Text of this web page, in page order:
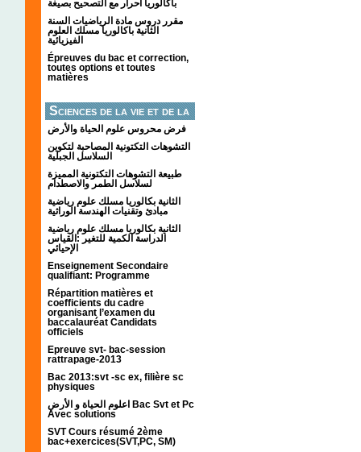
باكالوريا احرار مع التصحيح بصيغة
مقرر دروس مادة الرياضيات السنة
الثانية باكالوريا مسلك العلوم
الفيزيائية
Épreuves du bac et correction,
toutes options et toutes
matières
Sciences de la vie et de la
terre
فرض محروس علوم الحياة والأرض
التشوهات التكتونیة المصاحبة لتكوین
السلاسل الجبلیة
طبيعة التشوهات التكتونية المميزة
لسلاسل الطمر والاصطدام
الثانية بكالوريا مسلك علوم رياضية
مبادئ وتقنيات الهندسة الوراثية
الثانية بكالوريا مسلك علوم رياضية
الدراسة الكمية للتغير :القياس
الإحيائي
Enseignement Secondaire
qualifiant: Programme
Répartition matières et
coefficients du cadre
organisant l’examen du
baccalauréat Candidats
officiels
Epreuve svt- bac-session
rattrapage-2013
Bac 2013:svt -sc ex, filière sc
physiques
اعلوم الحياة و الأرض Bac Svt et Pc
Avec solutions
SVT Cours résumé 2ème
bac+exercices(SVT,PC, SM)